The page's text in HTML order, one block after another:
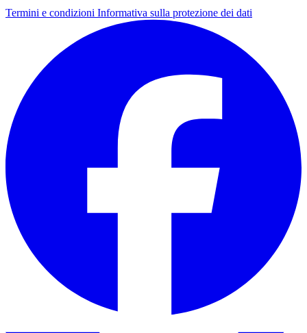
Termini e condizioni Informativa sulla protezione dei dati